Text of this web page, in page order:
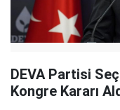
DEVA Partisi
Kongre Kararı